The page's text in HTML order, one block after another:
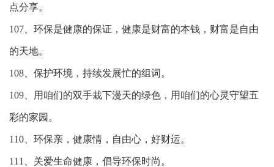
点分享。
107、环保是健康的保证，健康是财富的本钱，财富是自由
的天地。
108、保护环境，持续发展忙的组词。
109、用咱们的双手栽下漫天的绿色，用咱们的心灵守望五
彩的家园。
110、环保亲，健康情，自由心，好财运。
111、关爱生命健康，倡导环保时尚。